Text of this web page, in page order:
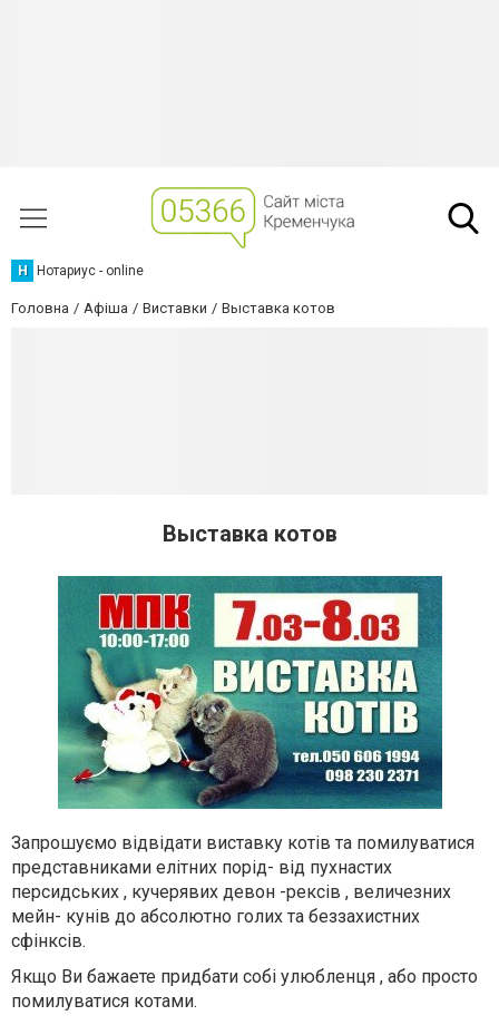
Н Нотариус - online
Головна Афіша Виставки Выставка котов
Выставка котов
Запрошуємо відвідати виставку котів та помилуватися
представниками елітних порід- від пухнастих
персидських , кучерявих девон -рексів , величезних
мейн- кунів до абсолютно голих та беззахистних
сфінксів.
Якщо Ви бажаете придбати собі улюбленця , або просто
помилуватися котами.